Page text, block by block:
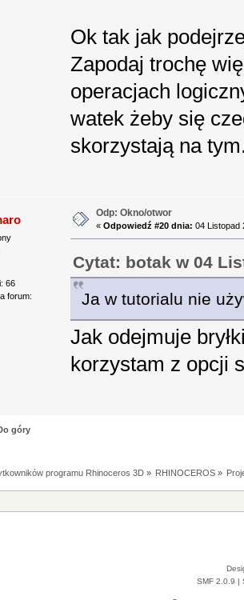
Ok tak jak
Zapodaj trochę
operacjach
watek żeby się
skorzystają na
66
forum:
Odp: Okno/otwor
«Odpowiedź #20 dnia: 04 Listopad
Cytat: botak w 04
Ja w tutorialu nie
Jak odejmuje
korzystam z opcji
góry
programu Rhinoceros 3D» RHINOCEROS»
SMF 2.0.9 |